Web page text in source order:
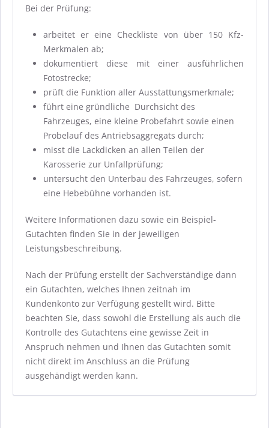
Bei der Prüfung:
arbeitet er eine Checkliste von über 150 Kfz-
Merkmalen ab;
dokumentiert diese mit einer ausführlichen
Fotostrecke;
prüft die Funktion aller Ausstattungsmerkmale;
führt eine gründliche Durchsicht des
Fahrzeuges, eine kleine Probefahrt sowie einen
Probelauf des Antriebsaggregats durch;
misst die Lackdicken an allen Teilen der
Karosserie zur Unfallprüfung;
untersucht den Unterbau des Fahrzeuges, sofern
eine Hebebühne vorhanden ist.
Weitere Informationen dazu sowie ein Beispiel-
Gutachten finden Sie in der jeweiligen
Leistungsbeschreibung.
Nach der Prüfung erstellt der Sachverständige dann
ein Gutachten, welches Ihnen zeitnah im
Kundenkonto zur Verfügung gestellt wird. Bitte
beachten Sie, dass sowohl die Erstellung als auch die
Kontrolle des Gutachtens eine gewisse Zeit in
Anspruch nehmen und Ihnen das Gutachten somit
nicht direkt im Anschluss an die Prüfung
ausgehändigt werden kann.